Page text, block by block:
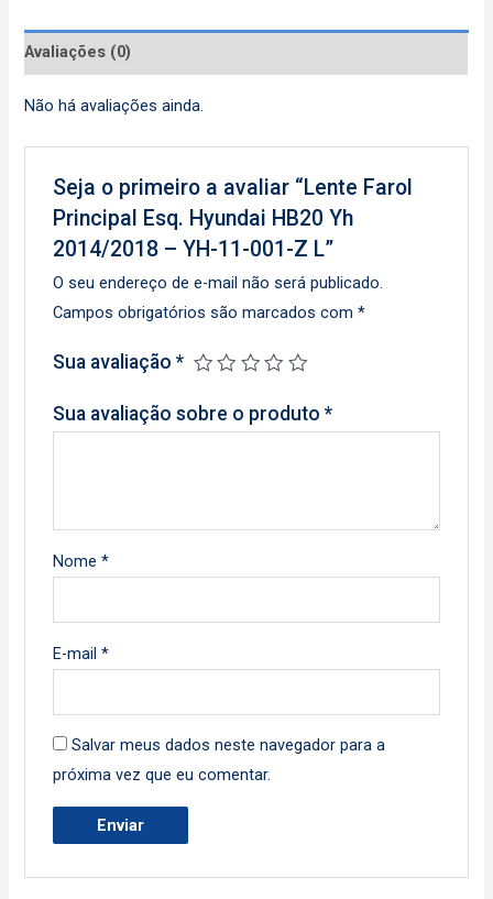
Avaliações (0)
Não há avaliações ainda.
Seja o primeiro a avaliar “Lente Farol
Principal Esq. Hyundai HB20 Yh
2014/2018 – YH-11-001-Z L”
O seu endereço de e-mail não será publicado.
Campos obrigatórios são marcados com *
Sua avaliação *
Sua avaliação sobre o produto *
Nome *
E-mail *
Salvar meus dados neste navegador para a
próxima vez que eu comentar.